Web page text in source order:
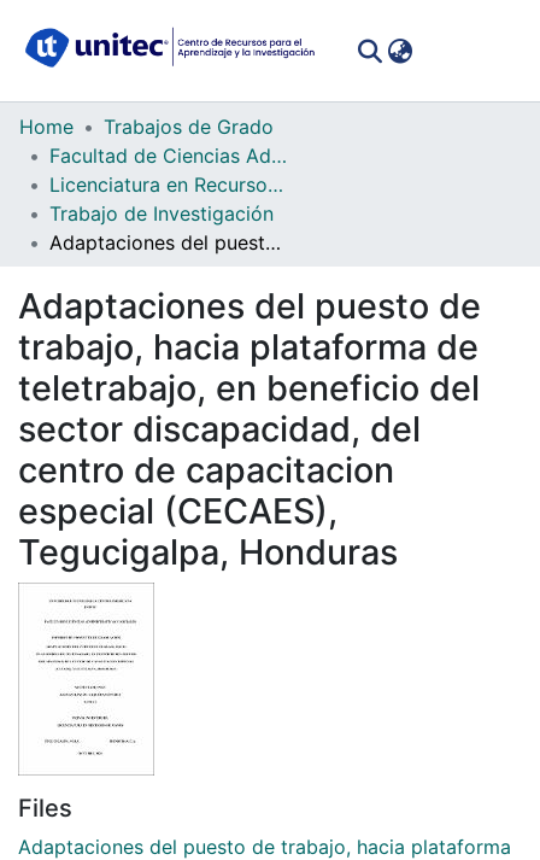
Communities
Collections
All of DSpace
Statistics
Home
Trabajos de Grado
Facultad de Ciencias Administrativas y Sociales
Licenciatura en Recursos Humanos
Trabajo de Investigación
Adaptaciones del puesto de trabajo, hacia plataforma de teletrabajo, en beneficio del sector discapacidad, del centro de capacitacion especial (CECAES), Tegucigalpa, Honduras
Adaptaciones del puesto de
trabajo, hacia plataforma de
teletrabajo, en beneficio del
sector discapacidad, del
centro de capacitacion
especial (CECAES),
Tegucigalpa, Honduras
Files
Adaptaciones del puesto de trabajo, hacia plataforma